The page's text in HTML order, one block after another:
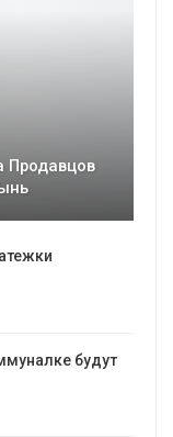
Продавцов
будут